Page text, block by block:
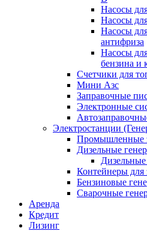
Насосы
Насосы
Насосы
антифриза
Насосы
бензина и
Счетчики для
Мини Азс
Заправочные
Электронные
Электростанции
Промышленные
Дизельные
Контейнеры для
Бензиновые
Сварочные
Аренда
Кредит
Лизинг